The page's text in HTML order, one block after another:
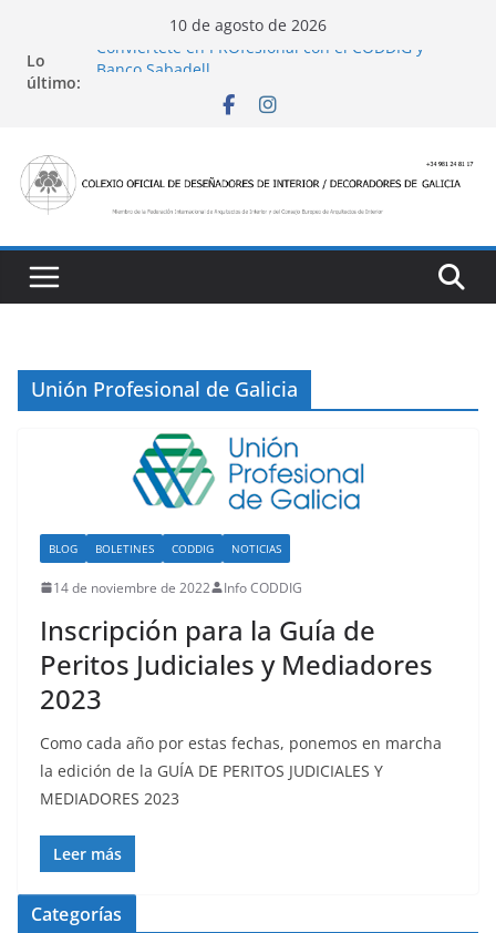
contenido
10 de agosto de 2026
Lo
último:
Conviértete en PROfesional con el CODDIG y
Banco Sabadell
Ayudas para mejoras de establecimientos
turísticos de alojamiento y restauración
San Marcial 2025
Unión Profesional de Galicia
BLOG BOLETINES CODDIG NOTICIAS
14 de noviembre de 2022 Info CODDIG
Inscripción para la Guía de
Peritos Judiciales y Mediadores
2023
Como cada año por estas fechas, ponemos en marcha
la edición de la GUÍA DE PERITOS JUDICIALES Y
MEDIADORES 2023
Leer más
Categorías